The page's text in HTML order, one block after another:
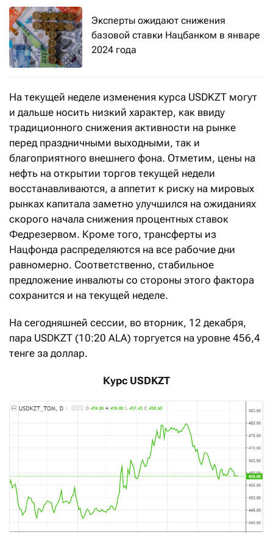
Эксперты ожидают снижения
базовой ставки Нацбанком в январе
2024 года
На текущей неделе изменения курса USDKZT могут
и дальше носить низкий характер, как ввиду
традиционного снижения активности на рынке
перед праздничными выходными, так и
благоприятного внешнего фона. Отметим, цены на
нефть на открытии торгов текущей недели
восстанавливаются, а аппетит к риску на мировых
рынках капитала заметно улучшился на ожиданиях
скорого начала снижения процентных ставок
Федрезервом. Кроме того, трансферты из
Нацфонда распределяются на все рабочие дни
равномерно. Соответственно, стабильное
предложение инвалюты со стороны этого фактора
сохранится и на текущей неделе.
На сегодняшней сессии, во вторник, 12 декабря,
пара USDKZT (10:20 ALA) торгуется на уровне 456,4
тенге за доллар.
Курс USDKZT